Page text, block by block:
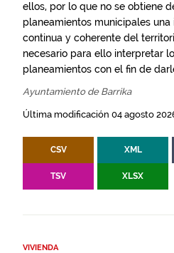
ellos, por lo que no se obtiene
planeamientos municipales
continua y coherente del
necesario para ello interpretar
planeamientos con el fin de
Ayuntamiento de Barrika
Última modificación 04 agosto
CSV XML
TSV XLSX
VIVIENDA